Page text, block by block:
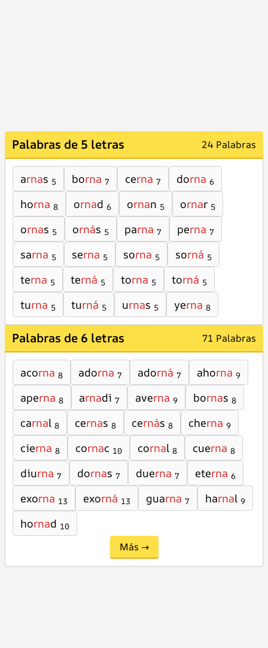
Palabras de 5 letras 24 Palabras
arnas 5 borna 7 cerna 7 dorna 6
horna 8 ornad 6 ornan 5 ornar 5
ornas 5 ornás 5 parna 7 perna 7
sarna 5 serna 5 sorna 5 sorná 5
terna 5 terná 5 torna 5 torná 5
turna 5 turná 5 urnas 5 yerna 8
Palabras de 6 letras 71 Palabras
acorna 8 adorna 7 adorná 7 ahorna 9
aperna 8 arnadi 7 averna 9 bornas 8
carnal 8 cernas 8 cernás 8 cherna 9
cierna 8 cornac 10 cornal 8 cuerna 8
diurna 7 dornas 7 duerna 7 eterna 6
exorna 13 exorná 13 guarna 7 harnal 9
hornad 10
Más →